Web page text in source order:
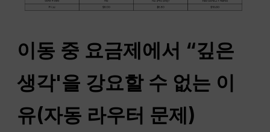
이동 중 요금제에서 “깊은
생각'을 강요할 수 없는 이
유(자동 라우터 문제)